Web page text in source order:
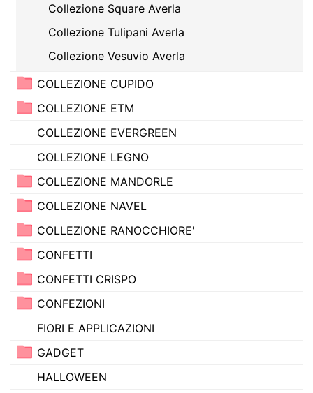
Collezione Square Averla
Collezione Tulipani Averla
Collezione Vesuvio Averla
COLLEZIONE CUPIDO
COLLEZIONE ETM
COLLEZIONE EVERGREEN
COLLEZIONE LEGNO
COLLEZIONE MANDORLE
COLLEZIONE NAVEL
COLLEZIONE RANOCCHIORE'
CONFETTI
CONFETTI CRISPO
CONFEZIONI
FIORI E APPLICAZIONI
GADGET
HALLOWEEN